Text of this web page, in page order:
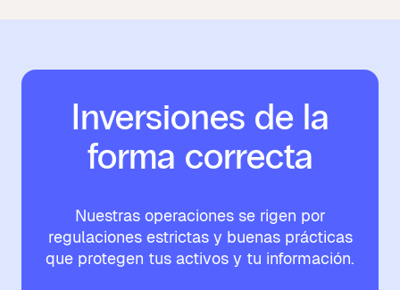
Inversiones de la
forma correcta
Nuestras operaciones se rigen por
regulaciones estrictas y buenas prácticas
que protegen tus activos y tu información.